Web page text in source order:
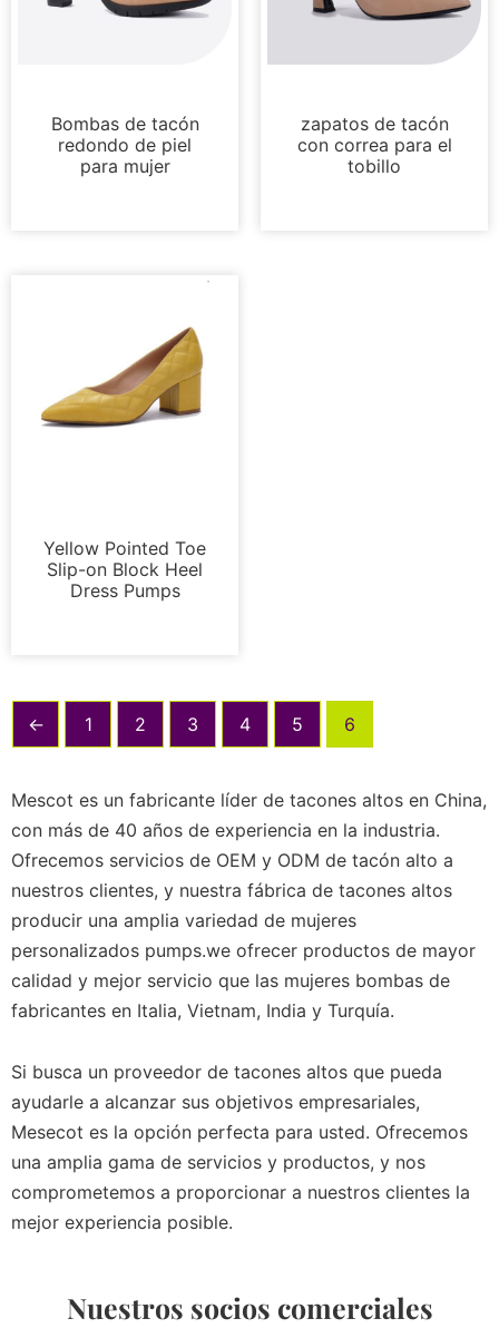
Bombas de tacón
redondo de piel
para mujer
zapatos de tacón
con correa para el
tobillo
Yellow Pointed Toe
Slip-on Block Heel
Dress Pumps
← 1 2 3 4 5 6
Mescot es un fabricante líder de tacones altos en China,
con más de 40 años de experiencia en la industria.
Ofrecemos servicios de OEM y ODM de tacón alto a
nuestros clientes, y nuestra fábrica de tacones altos
producir una amplia variedad de mujeres
personalizados pumps.we ofrecer productos de mayor
calidad y mejor servicio que las mujeres bombas de
fabricantes en Italia, Vietnam, India y Turquía.
Si busca un proveedor de tacones altos que pueda
ayudarle a alcanzar sus objetivos empresariales,
Mesecot es la opción perfecta para usted. Ofrecemos
una amplia gama de servicios y productos, y nos
comprometemos a proporcionar a nuestros clientes la
mejor experiencia posible.
Nuestros socios comerciales